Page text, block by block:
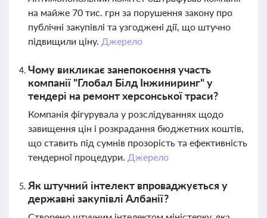
на майже 70 тис. грн за порушення закону про
публічні закупівлі та узгоджені дії, що штучно
підвищили ціну. Джерело
Чому викликає занепокоєння участь
компанії "Глобал Білд Інжиниринг" у
тендері на ремонт херсонської траси?
Компанія фігурувала у розслідуваннях щодо
завищення цін і розкрадання бюджетних коштів,
що ставить під сумнів прозорість та ефективність
тендерної процедури. Джерело
Як штучний інтелект впроваджується у
державні закупівлі Албанії?